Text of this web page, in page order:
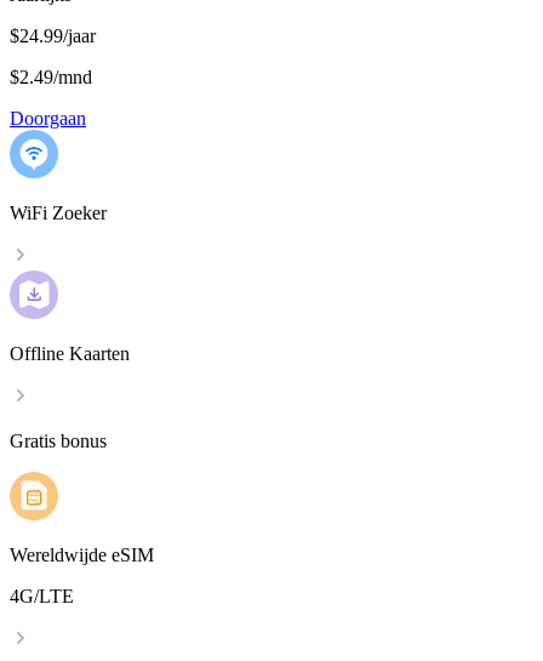
$24.99/jaar
$2.49/mnd
Doorgaan
WiFi Zoeker
Offline Kaarten
Gratis bonus
Wereldwijde eSIM
4G/LTE